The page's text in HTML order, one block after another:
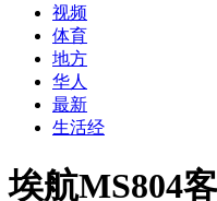
视频
体育
地方
华人
最新
生活经
埃航MS804